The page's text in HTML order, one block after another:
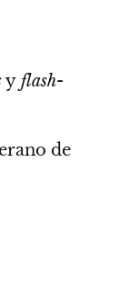
y flash-
de